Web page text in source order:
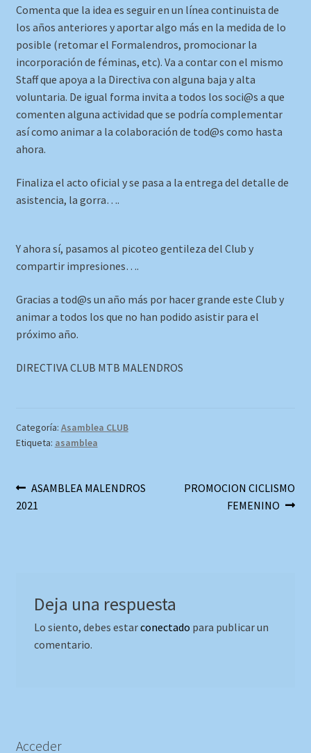
Comenta que la idea es seguir en un línea continuista de
los años anteriores y aportar algo más en la medida de lo
posible (retomar el Formalendros, promocionar la
incorporación de féminas, etc). Va a contar con el mismo
Staff que apoya a la Directiva con alguna baja y alta
voluntaria. De igual forma invita a todos los soci@s a que
comenten alguna actividad que se podría complementar
así como animar a la colaboración de tod@s como hasta
ahora.
Finaliza el acto oficial y se pasa a la entrega del detalle de
asistencia, la gorra….
Y ahora sí, pasamos al picoteo gentileza del Club y
compartir impresiones….
Gracias a tod@s un año más por hacer grande este Club y
animar a todos los que no han podido asistir para el
próximo año.
DIRECTIVA CLUB MTB MALENDROS
Categoría: Asamblea CLUB
Etiqueta: asamblea
Navegación
de
Anterior:
ASAMBLEA MALENDROS
2021
Siguiente:
PROMOCION CICLISMO
FEMENINO
Deja una respuesta
Lo siento, debes estarconectado para publicar un
comentario.
Acceder